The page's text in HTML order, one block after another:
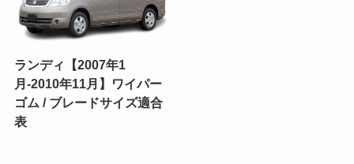
ランディ【2007年1
月-2010年11月】ワイパー
ゴム / ブレードサイズ適合
表